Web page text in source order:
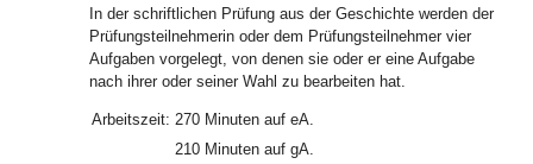
In der schriftlichen Prüfung aus der Geschichte werden der
Prüfungsteilnehmerin oder dem Prüfungsteilnehmer vier
Aufgaben vorgelegt, von denen sie oder er eine Aufgabe
nach ihrer oder seiner Wahl zu bearbeiten hat.
Arbeitszeit: 270 Minuten auf eA.
210 Minuten auf gA.